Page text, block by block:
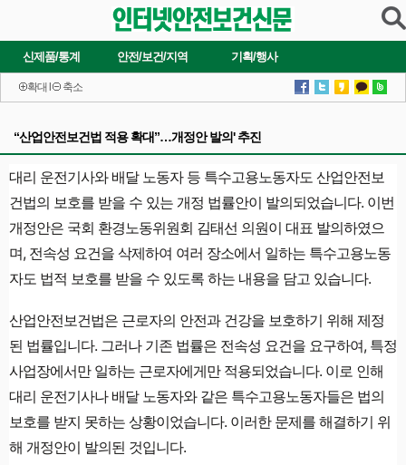
신제품/통계 안전/보건/지역 기획/행사
확대 축소
“산업안전보건법 적용 확대”…개정안 발의' 추진
대리 운전기사와 배달 노동자 등 특수고용노동자도 산업안전보
건법의 보호를 받을 수 있는 개정 법률안이 발의되었습니다. 이번
개정안은 국회 환경노동위원회 김태선 의원이 대표 발의하였으
며, 전속성 요건을 삭제하여 여러 장소에서 일하는 특수고용노동
자도 법적 보호를 받을 수 있도록 하는 내용을 담고 있습니다.
산업안전보건법은 근로자의 안전과 건강을 보호하기 위해 제정
된 법률입니다. 그러나 기존 법률은 전속성 요건을 요구하여, 특정
사업장에서만 일하는 근로자에게만 적용되었습니다. 이로 인해
대리 운전기사나 배달 노동자와 같은 특수고용노동자들은 법의
보호를 받지 못하는 상황이었습니다. 이러한 문제를 해결하기 위
해 개정안이 발의된 것입니다.